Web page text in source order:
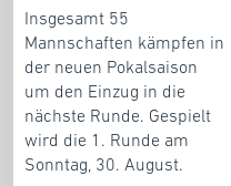
Insgesamt 55
Mannschaften kämpfen in
der neuen Pokalsaison
um den Einzug in die
nächste Runde. Gespielt
wird die 1. Runde am
Sonntag, 30. August.